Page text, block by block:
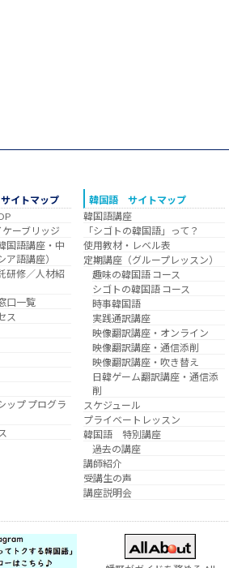
イトマップ
ーブリッジ
国語講座・中
ア語講座）
研修／人材紹
口一覧
ス
ップ プログラ
韓国語 サイトマップ
韓国語講座
「シゴトの韓国語」って？
使用教材・レベル表
定期講座（グループレッスン）
趣味の韓国語 コース
シゴトの韓国語 コース
時事韓国語
実践通訳講座
映像翻訳講座・オンライン
映像翻訳講座・通信添削
映像翻訳講座・吹き替え
日韓ゲーム翻訳講座・通信添
削
スケジュール
プライベートレッスン
韓国語 特別講座
過去の講座
講師紹介
受講生の声
講座説明会